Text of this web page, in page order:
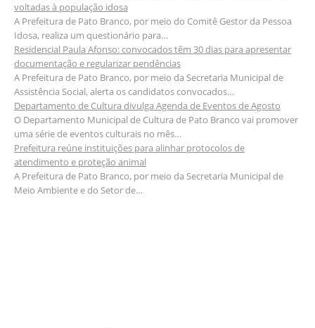
voltadas à população idosa
A Prefeitura de Pato Branco, por meio do Comitê Gestor da Pessoa
Idosa, realiza um questionário para…
Residencial Paula Afonso: convocados têm 30 dias para apresentar
documentação e regularizar pendências
A Prefeitura de Pato Branco, por meio da Secretaria Municipal de
Assistência Social, alerta os candidatos convocados…
Departamento de Cultura divulga Agenda de Eventos de Agosto
O Departamento Municipal de Cultura de Pato Branco vai promover
uma série de eventos culturais no mês…
Prefeitura reúne instituições para alinhar protocolos de
atendimento e proteção animal
A Prefeitura de Pato Branco, por meio da Secretaria Municipal de
Meio Ambiente e do Setor de…